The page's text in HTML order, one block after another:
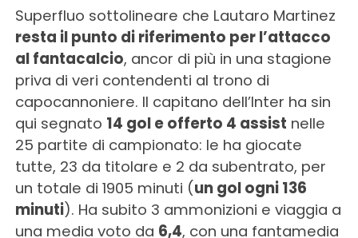
Superfluo sottolineare che Lautaro Martinez
resta il punto di riferimento per l’attacco
al fantacalcio, ancor di più in una stagione
priva di veri contendenti al trono di
capocannoniere. Il capitano dell’Inter ha sin
qui segnato 14 gol e offerto 4 assist nelle
25 partite di campionato: le ha giocate
tutte, 23 da titolare e 2 da subentrato, per
un totale di 1905 minuti (un gol ogni 136
minuti). Ha subito 3 ammonizioni e viaggia a
una media voto da 6,4, con una fantamedia